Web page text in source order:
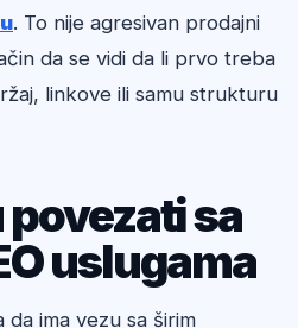
. To nije agresivan prodajni
da se vidi da li prvo treba
linkove ili samu strukturu
sa
uslugama
ima vezu sa širim